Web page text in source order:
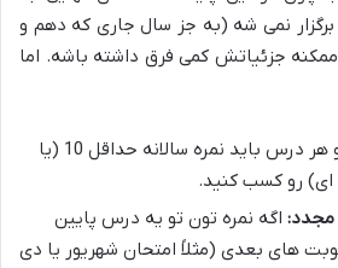
نمی شه (به جز سال جاری که دهم و
جزئیاتش کمی فرق داشته باشه. اما
تو هر درس باید نمره سالانه حداقل 10 (یا
مجدد: اگه نمره تون تو یه درس پایین
های بعدی (مثلاً امتحان شهریور یا دی